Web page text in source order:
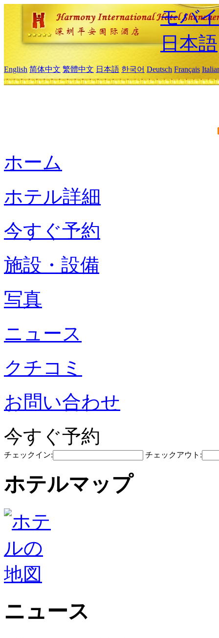
モバ
日本語
English 简体中文 繁體中文 日本語 한국어 Deutsch Français
ホーム
ホテル詳細
今すぐ予約
施設・設備
写真
ニュース
クチコミ
お問い合わせ
今すぐ予約
チェックイン: チェックアウト:
ホテルマップ
ニュース